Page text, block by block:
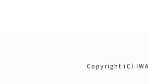
Copyright (C)